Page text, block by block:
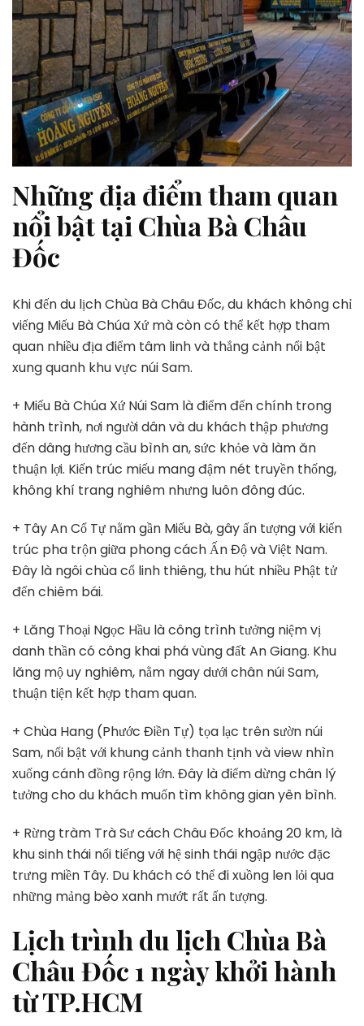
Những địa điểm tham quan
nổi bật tại Chùa Bà Châu
Đốc
Khi đến du lịch Chùa Bà Châu Đốc, du khách không chỉ
viếng Miếu Bà Chúa Xứ mà còn có thể kết hợp tham
quan nhiều địa điểm tâm linh và thắng cảnh nổi bật
xung quanh khu vực núi Sam.
+ Miếu Bà Chúa Xứ Núi Sam là điểm đến chính trong
hành trình, nơi người dân và du khách thập phương
đến dâng hương cầu bình an, sức khỏe và làm ăn
thuận lợi. Kiến trúc miếu mang đậm nét truyền thống,
không khí trang nghiêm nhưng luôn đông đúc.
+ Tây An Cổ Tự nằm gần Miếu Bà, gây ấn tượng với kiến
trúc pha trộn giữa phong cách Ấn Độ và Việt Nam.
Đây là ngôi chùa cổ linh thiêng, thu hút nhiều Phật tử
đến chiêm bái.
+ Lăng Thoại Ngọc Hầu là công trình tưởng niệm vị
danh thần có công khai phá vùng đất An Giang. Khu
lăng mộ uy nghiêm, nằm ngay dưới chân núi Sam,
thuận tiện kết hợp tham quan.
+ Chùa Hang (Phước Điền Tự) tọa lạc trên sườn núi
Sam, nổi bật với khung cảnh thanh tịnh và view nhìn
xuống cánh đồng rộng lớn. Đây là điểm dừng chân lý
tưởng cho du khách muốn tìm không gian yên bình.
+ Rừng tràm Trà Sư cách Châu Đốc khoảng 20 km, là
khu sinh thái nổi tiếng với hệ sinh thái ngập nước đặc
trưng miền Tây. Du khách có thể đi xuồng len lỏi qua
những mảng bèo xanh mướt rất ấn tượng.
Lịch trình du lịch Chùa Bà
Châu Đốc 1 ngày khởi hành
từ TP.HCM